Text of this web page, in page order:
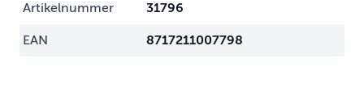
Artikelnummer 31796
EAN 8717211007798